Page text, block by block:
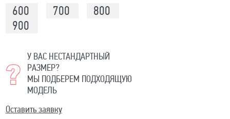
600
700
800
900
У ВАС НЕСТАНДАРТНЫЙ
РАЗМЕР?
МЫ ПОДБЕРЕМ ПОДХОДЯЩУЮ
МОДЕЛЬ
Оставить заявку